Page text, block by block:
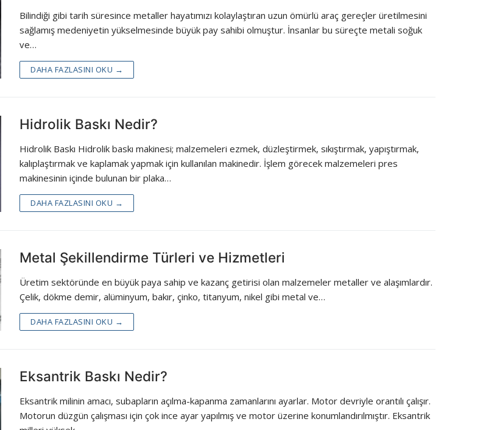
Bilindiği gibi tarih süresince metaller hayatımızı kolaylaştıran uzun ömürlü araç gereçler üretilmesini
sağlamış medeniyetin yükselmesinde büyük pay sahibi olmuştur. İnsanlar bu süreçte metali soğuk
ve…
DAHA FAZLASINI OKU →
Hidrolik Baskı Nedir?
Hidrolik Baskı Hidrolik baskı makinesi; malzemeleri ezmek, düzleştirmek, sıkıştırmak, yapıştırmak,
kalıplaştırmak ve kaplamak yapmak için kullanılan makinedir. İşlem görecek malzemeleri pres
makinesinin içinde bulunan bir plaka…
DAHA FAZLASINI OKU →
Metal Şekillendirme Türleri ve Hizmetleri
Üretim sektöründe en büyük paya sahip ve kazanç getirisi olan malzemeler metaller ve alaşımlardır.
Çelik, dökme demir, alüminyum, bakır, çinko, titanyum, nikel gibi metal ve…
DAHA FAZLASINI OKU →
Eksantrik Baskı Nedir?
Eksantrik milinin amacı, subapların açılma-kapanma zamanlarını ayarlar. Motor devriyle orantılı çalışır.
Motorun düzgün çalışması için çok ince ayar yapılmış ve motor üzerine konumlandırılmıştır. Eksantrik